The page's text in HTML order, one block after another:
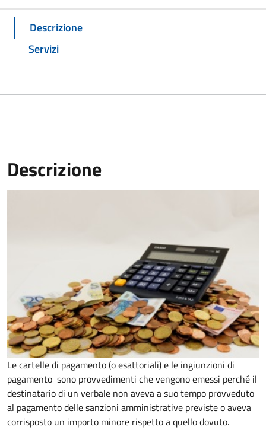
Descrizione
Servizi
Descrizione
Le cartelle di pagamento (o esattoriali) e le ingiunzioni di
pagamento sono provvedimenti che vengono emessi perché il
destinatario di un verbale non aveva a suo tempo provveduto
al pagamento delle sanzioni amministrative previste o aveva
corrisposto un importo minore rispetto a quello dovuto.